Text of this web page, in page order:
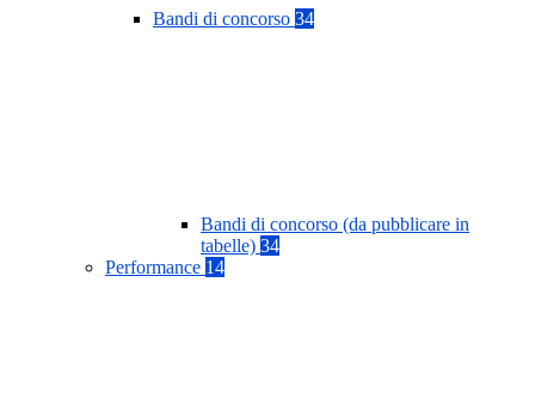
Bandi di concorso 34
Bandi di concorso (da pubblicare in
tabelle) 34
Performance 14